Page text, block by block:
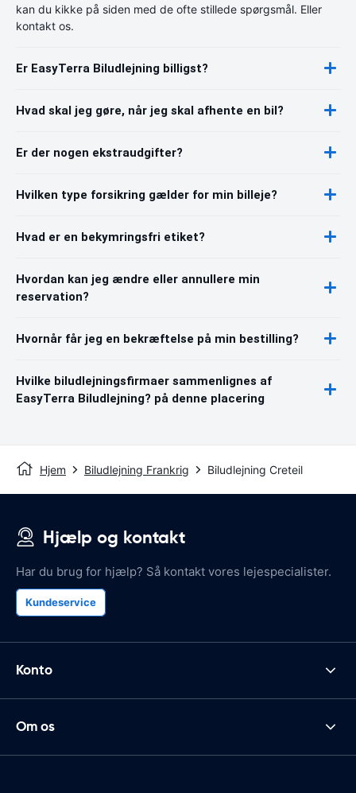
kan du kikke på siden med de ofte stillede spørgsmål. Eller
kontakt os.
Er EasyTerra Biludlejning billigst?
Hvad skal jeg gøre, når jeg skal afhente en bil?
Er der nogen ekstraudgifter?
Hvilken type forsikring gælder for min billeje?
Hvad er en bekymringsfri etiket?
Hvordan kan jeg ændre eller annullere min
reservation?
Hvornår får jeg en bekræftelse på min bestilling?
Hvilke biludlejningsfirmaer sammenlignes af
EasyTerra Biludlejning? på denne placering
Hjem Biludlejning Frankrig Biludlejning Creteil
Hjælp og kontakt
Har du brug for hjælp? Så kontakt vores lejespecialister.
Kundeservice
Konto
Om os